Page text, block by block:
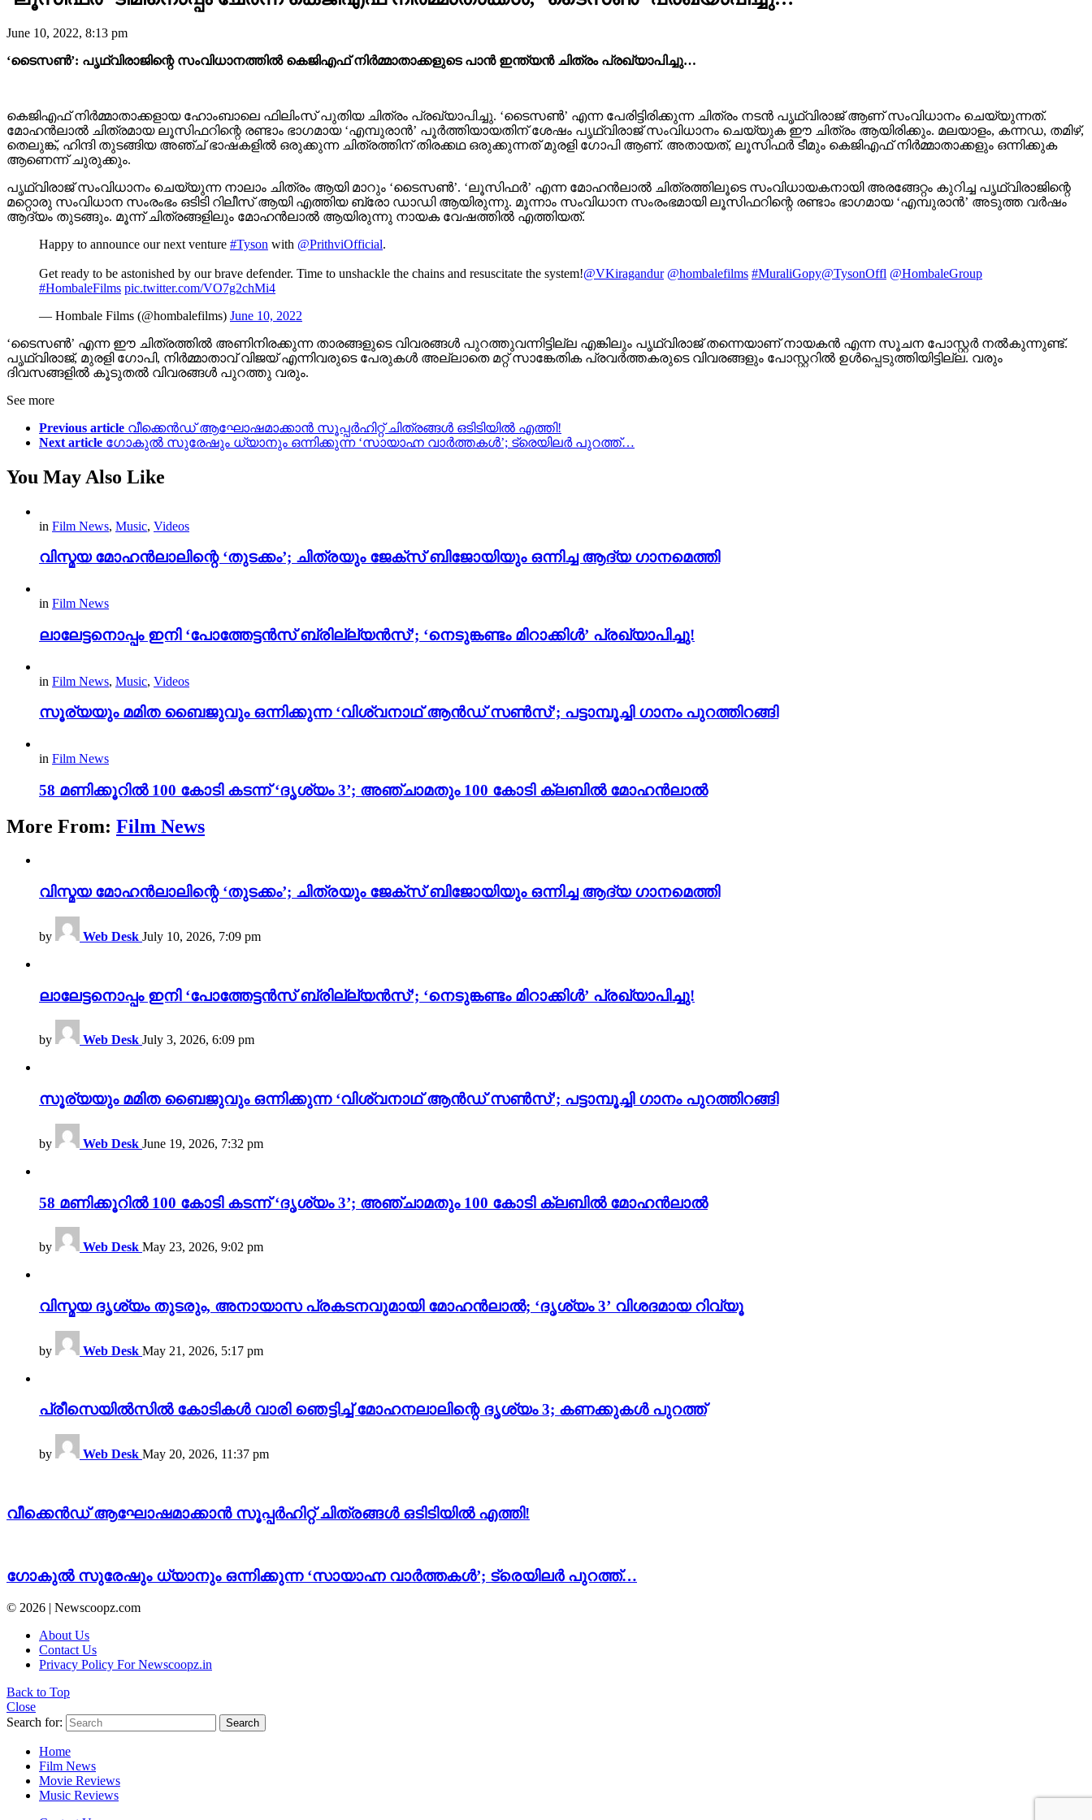
June 10, 2022, 8:13 pm
‘ടൈസൺ’: പൃഥ്വിരാജിന്റെ സംവിധാനത്തിൽ കെജിഎഫ് നിർമ്മാതാക്കളുടെ പാൻ ഇന്ത്യൻ ചിത്രം പ്രഖ്യാപിച്ചു…
കെജിഎഫ് നിർമ്മാതാക്കളായ ഹോംബാലെ ഫിലിംസ് പുതിയ ചിത്രം പ്രഖ്യാപിച്ചു. ‘ടൈസൺ’ എന്ന പേരിട്ടിരിക്കുന്ന ചിത്രം നടൻ പൃഥ്വിരാജ് ആണ് സംവിധാനം ചെയ്യുന്നത്.
മോഹൻലാൽ ചിത്രമായ ലൂസിഫറിന്റെ രണ്ടാം ഭാഗമായ ‘എമ്പുരാൻ’ പൂർത്തിയായതിന് ശേഷം പൃഥ്വിരാജ് സംവിധാനം ചെയ്യുക ഈ ചിത്രം ആയിരിക്കും. മലയാളം, കന്നഡ, തമിഴ്,
തെലുങ്ക്, ഹിന്ദി തുടങ്ങിയ അഞ്ച് ഭാഷകളിൽ ഒരുക്കുന്ന ചിത്രത്തിന് തിരക്കഥ ഒരുക്കുന്നത് മുരളി ഗോപി ആണ്. അതായത്, ലൂസിഫർ ടീമും കെജിഎഫ് നിർമ്മാതാക്കളും ഒന്നിക്കുക
ആണെന്ന് ചുരുക്കും.
പൃഥ്വിരാജ് സംവിധാനം ചെയ്യുന്ന നാലാം ചിത്രം ആയി മാറും ‘ടൈസൺ’. ‘ലൂസിഫർ’ എന്ന മോഹൻലാൽ ചിത്രത്തിലൂടെ സംവിധായകനായി അരങ്ങേറ്റം കുറിച്ച പൃഥ്വിരാജിന്റെ
മറ്റൊരു സംവിധാന സംരംഭം ഒടിടി റിലീസ് ആയി എത്തിയ ബ്രോ ഡാഡി ആയിരുന്നു. മൂന്നാം സംവിധാന സംരംഭമായി ലൂസിഫറിന്റെ രണ്ടാം ഭാഗമായ ‘എമ്പുരാൻ’ അടുത്ത വർഷം
ആദ്യം തുടങ്ങും. മൂന്ന് ചിത്രങ്ങളിലും മോഹൻലാൽ ആയിരുന്നു നായക വേഷത്തിൽ എത്തിയത്.
Happy to announce our next venture #Tyson with @PrithviOfficial.
Get ready to be astonished by our brave defender. Time to unshackle the chains and resuscitate the system!@VKiragandur @hombalefilms #MuraliGopy@TysonOffl @HombaleGroup
#HombaleFilms pic.twitter.com/VO7g2chMi4
— Hombale Films (@hombalefilms) June 10, 2022
‘ടൈസൺ’ എന്ന ഈ ചിത്രത്തിൽ അണിനിരക്കുന്ന താരങ്ങളുടെ വിവരങ്ങൾ പുറത്തുവന്നിട്ടില്ല എങ്കിലും പൃഥ്വിരാജ് തന്നെയാണ് നായകൻ എന്ന സൂചന പോസ്റ്റർ നൽകുന്നുണ്ട്.
പൃഥ്വിരാജ്, മുരളി ഗോപി, നിർമ്മാതാവ് വിജയ് എന്നിവരുടെ പേരുകൾ അല്ലാതെ മറ്റ് സാങ്കേതിക പ്രവർത്തകരുടെ വിവരങ്ങളും പോസ്റ്ററിൽ ഉൾപ്പെടുത്തിയിട്ടില്ല. വരും
ദിവസങ്ങളിൽ കൂടുതൽ വിവരങ്ങൾ പുറത്തു വരും.
See more
Previous article വീക്കെൻഡ് ആഘോഷമാക്കാൻ സൂപ്പര്‍ഹിറ്റ് ചിത്രങ്ങൾ ഒടിടിയിൽ എത്തി!
Next article ഗോകുൽ സുരേഷും ധ്യാനും ഒന്നിക്കുന്ന ‘സായാഹ്ന വാർത്തകൾ’; ട്രെയിലർ പുറത്ത്…
You May Also Like
in Film News, Music, Videos
വിസ്മയ മോഹൻലാലിന്റെ ‘തുടക്കം’; ചിത്രയും ജേക്സ് ബിജോയിയും ഒന്നിച്ച ആദ്യ ഗാനമെത്തി
in Film News
ലാലേട്ടനൊപ്പം ഇനി ‘പോത്തേട്ടൻസ് ബ്രില്ല്യൻസ്’; ‘നെടുങ്കണ്ടം മിറാക്കിൾ’ പ്രഖ്യാപിച്ചു!
in Film News, Music, Videos
സൂര്യയും മമിത ബൈജുവും ഒന്നിക്കുന്ന ‘വിശ്വനാഥ് ആൻഡ് സൺസ്’; പട്ടാമ്പൂച്ചി ഗാനം പുറത്തിറങ്ങി
in Film News
58 മണിക്കൂറിൽ 100 കോടി കടന്ന് ‘ദൃശ്യം 3’; അഞ്ചാമതും 100 കോടി ക്ലബിൽ മോഹൻലാൽ
More From: Film News
വിസ്മയ മോഹൻലാലിന്റെ ‘തുടക്കം’; ചിത്രയും ജേക്സ് ബിജോയിയും ഒന്നിച്ച ആദ്യ ഗാനമെത്തി
by Web Desk July 10, 2026, 7:09 pm
ലാലേട്ടനൊപ്പം ഇനി ‘പോത്തേട്ടൻസ് ബ്രില്ല്യൻസ്’; ‘നെടുങ്കണ്ടം മിറാക്കിൾ’ പ്രഖ്യാപിച്ചു!
by Web Desk July 3, 2026, 6:09 pm
സൂര്യയും മമിത ബൈജുവും ഒന്നിക്കുന്ന ‘വിശ്വനാഥ് ആൻഡ് സൺസ്’; പട്ടാമ്പൂച്ചി ഗാനം പുറത്തിറങ്ങി
by Web Desk June 19, 2026, 7:32 pm
58 മണിക്കൂറിൽ 100 കോടി കടന്ന് ‘ദൃശ്യം 3’; അഞ്ചാമതും 100 കോടി ക്ലബിൽ മോഹൻലാൽ
by Web Desk May 23, 2026, 9:02 pm
വിസ്മയ ദൃശ്യം തുടരും, അനായാസ പ്രകടനവുമായി മോഹൻലാൽ; ‘ദൃശ്യം 3’ വിശദമായ റിവ്യൂ
by Web Desk May 21, 2026, 5:17 pm
പ്രീസെയിൽസിൽ കോടികൾ വാരി ഞെട്ടിച്ച് മോഹനലാലിന്റെ ദൃശ്യം 3; കണക്കുകൾ പുറത്ത്
by Web Desk May 20, 2026, 11:37 pm
വീക്കെൻഡ് ആഘോഷമാക്കാൻ സൂപ്പര്‍ഹിറ്റ് ചിത്രങ്ങൾ ഒടിടിയിൽ എത്തി!
ഗോകുൽ സുരേഷും ധ്യാനും ഒന്നിക്കുന്ന ‘സായാഹ്ന വാർത്തകൾ’; ട്രെയിലർ പുറത്ത്…
© 2026 | Newscoopz.com
About Us
Contact Us
Privacy Policy For Newscoopz.in
Back to Top
Close
Search for:
Search
Home
Film News
Movie Reviews
Music Reviews